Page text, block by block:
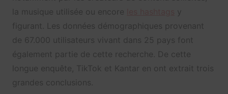
la musique utilisée ou encore
y
figurant. Les données démographiques provenant
de 67.000 utilisateurs vivant dans 25 pays font
également partie de cette recherche. De cette
longue enquête, TikTok et Kantar en ont extrait trois
grandes conclusions.